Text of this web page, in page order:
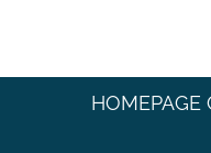
HOMEPAGE